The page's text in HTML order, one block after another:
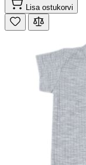
Lisa ostukorvi